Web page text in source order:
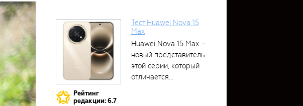
Рейтинг
редакции: 6.7
Тест Huawei Nova 15
Max
Huawei Nova 15 Max –
новый представитель
этой серии, который
отличается...